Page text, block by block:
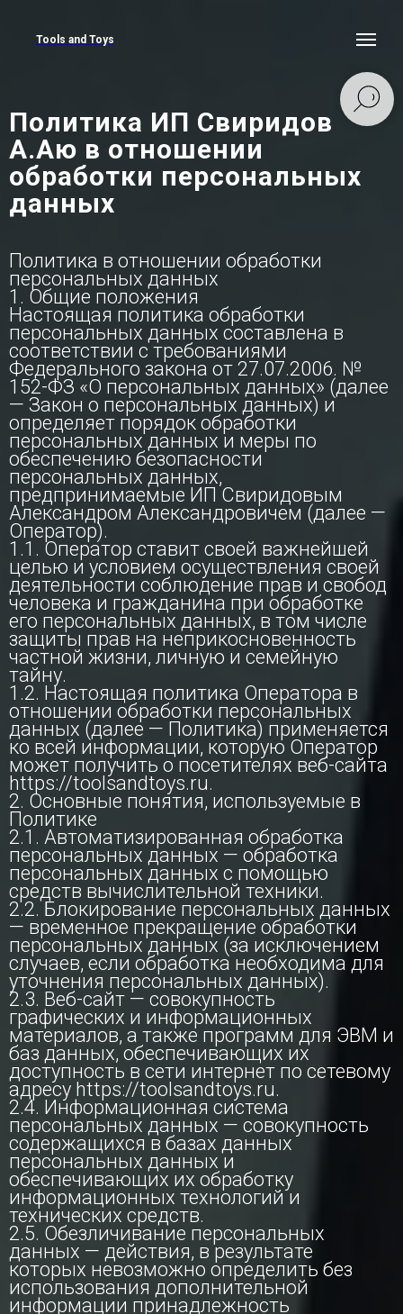
Tools and Toys
Политика ИП Свиридов
А.Аю в отношении
обработки персональных
данных
Политика в отношении обработки
персональных данных
1. Общие положения
Настоящая политика обработки
персональных данных составлена в
соответствии с требованиями
Федерального закона от 27.07.2006. №
152-ФЗ «О персональных данных» (далее
— Закон о персональных данных) и
определяет порядок обработки
персональных данных и меры по
обеспечению безопасности
персональных данных,
предпринимаемые ИП Свиридовым
Александром Александровичем (далее —
Оператор).
1.1. Оператор ставит своей важнейшей
целью и условием осуществления своей
деятельности соблюдение прав и свобод
человека и гражданина при обработке
его персональных данных, в том числе
защиты прав на неприкосновенность
частной жизни, личную и семейную
тайну.
1.2. Настоящая политика Оператора в
отношении обработки персональных
данных (далее — Политика) применяется
ко всей информации, которую Оператор
может получить о посетителях веб-сайта
https://toolsandtoys.ru.
2. Основные понятия, используемые в
Политике
2.1. Автоматизированная обработка
персональных данных — обработка
персональных данных с помощью
средств вычислительной техники.
2.2. Блокирование персональных данных
— временное прекращение обработки
персональных данных (за исключением
случаев, если обработка необходима для
уточнения персональных данных).
2.3. Веб-сайт — совокупность
графических и информационных
материалов, а также программ для ЭВМ и
баз данных, обеспечивающих их
доступность в сети интернет по сетевому
адресу https://toolsandtoys.ru.
2.4. Информационная система
персональных данных — совокупность
содержащихся в базах данных
персональных данных и
обеспечивающих их обработку
информационных технологий и
технических средств.
2.5. Обезличивание персональных
данных — действия, в результате
которых невозможно определить без
использования дополнительной
информации принадлежность